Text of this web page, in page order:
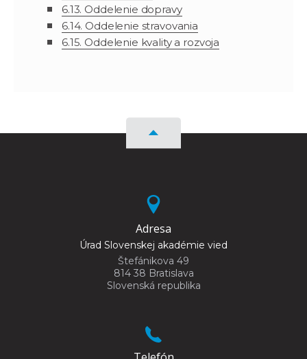
6.13. Oddelenie dopravy
6.14. Oddelenie stravovania
6.15. Oddelenie kvality a rozvoja
Adresa
Úrad Slovenskej akadémie vied
Štefánikova 49
814 38 Bratislava
Slovenská republika